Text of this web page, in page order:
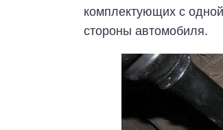
комплектующих с
стороны автомобиля.